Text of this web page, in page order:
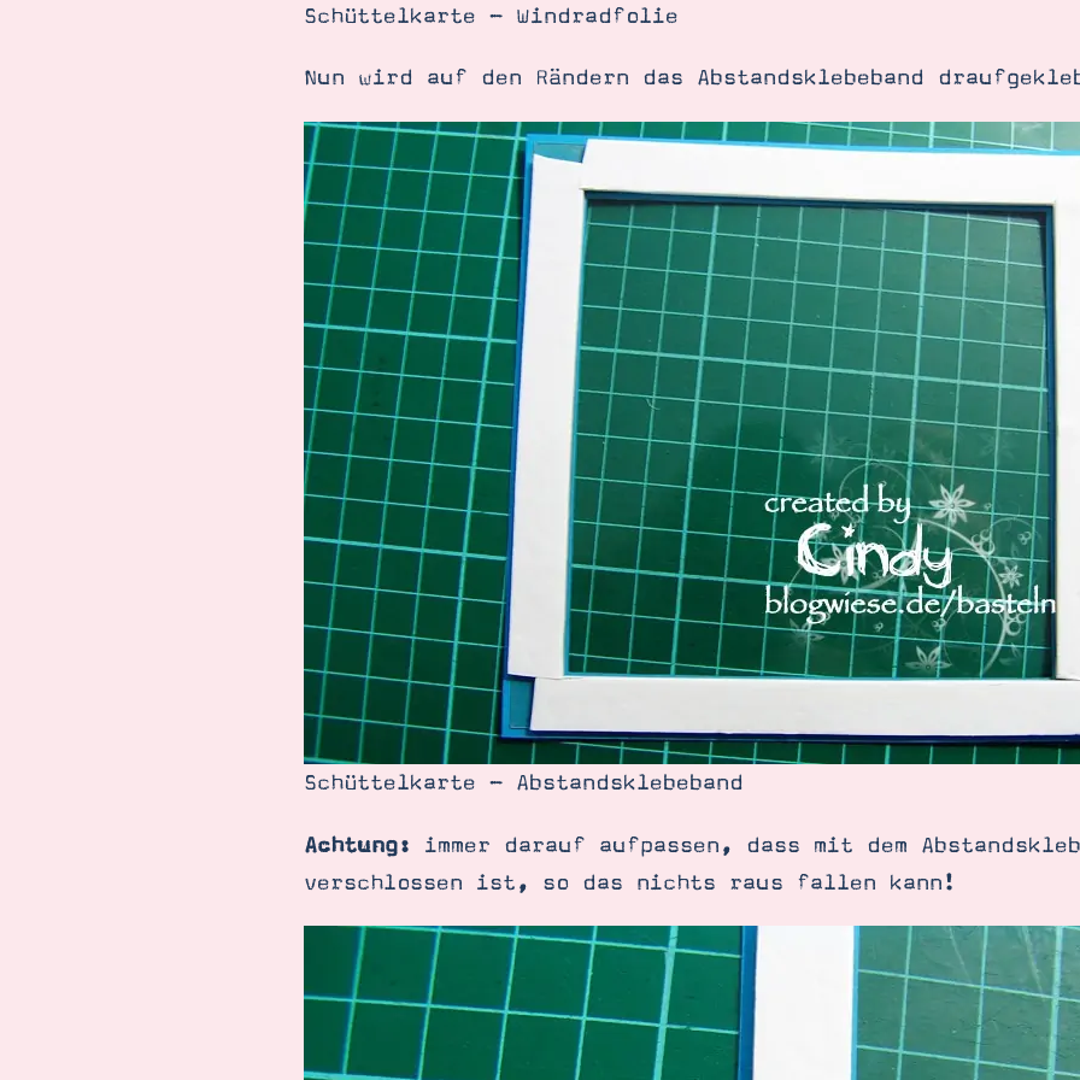
Schüttelkarte - Windradfolie
Nun wird auf den Rändern das Abstandsklebeband
Schüttelkarte - Abstandsklebeband
Achtung: immer darauf aufpassen, dass mit dem
verschlossen ist, so das nichts raus fallen kann!